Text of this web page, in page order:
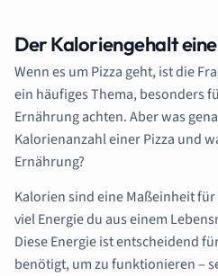
Der Kaloriengehalt
Wenn es um Pizza geht, ist die
ein häufiges Thema, besonders
Ernährung achten. Aber was
Kalorienanzahl einer Pizza und
Ernährung?
Kalorien sind eine Maßeinheit
viel Energie du aus einem
Diese Energie ist entscheidend
benötigt, um zu funktionieren –